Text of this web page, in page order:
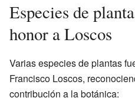
Especies de
honor a Loscos
Varias especies de plantas
Francisco Loscos,
contribución a la botánica: